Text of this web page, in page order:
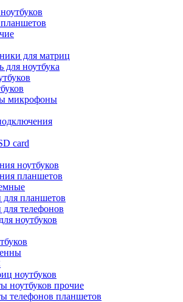
для матриц
для ноутбука
микрофоны
card
ноутбуков
планшетов
планшетов
телефонов
ноутбуков
ноутбуков
ноутбуков прочие
телефонов планшетов